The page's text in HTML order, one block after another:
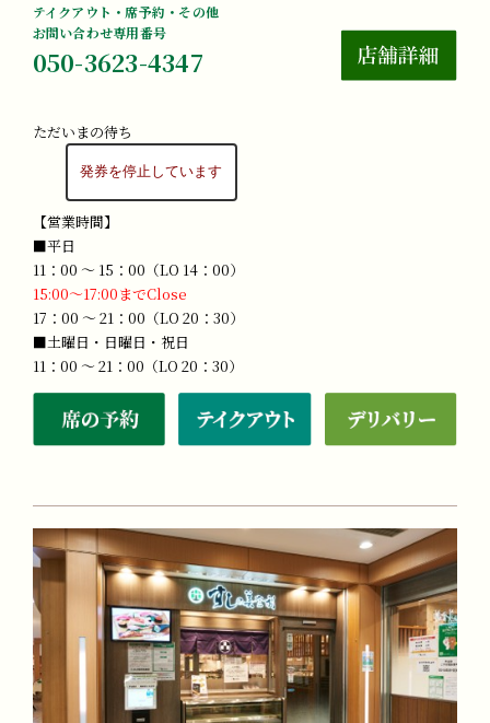
テイクアウト・席予約・その他
お問い合わせ専用番号
050-3623-4347
ただいまの待ち
【営業時間】
■平日
11：00 ～ 15：00（LO 14：00）
15:00～17:00までClose
17：00 ～ 21：00（LO 20：30）
■土曜日・日曜日・祝日
11：00 ～ 21：00（LO 20：30）